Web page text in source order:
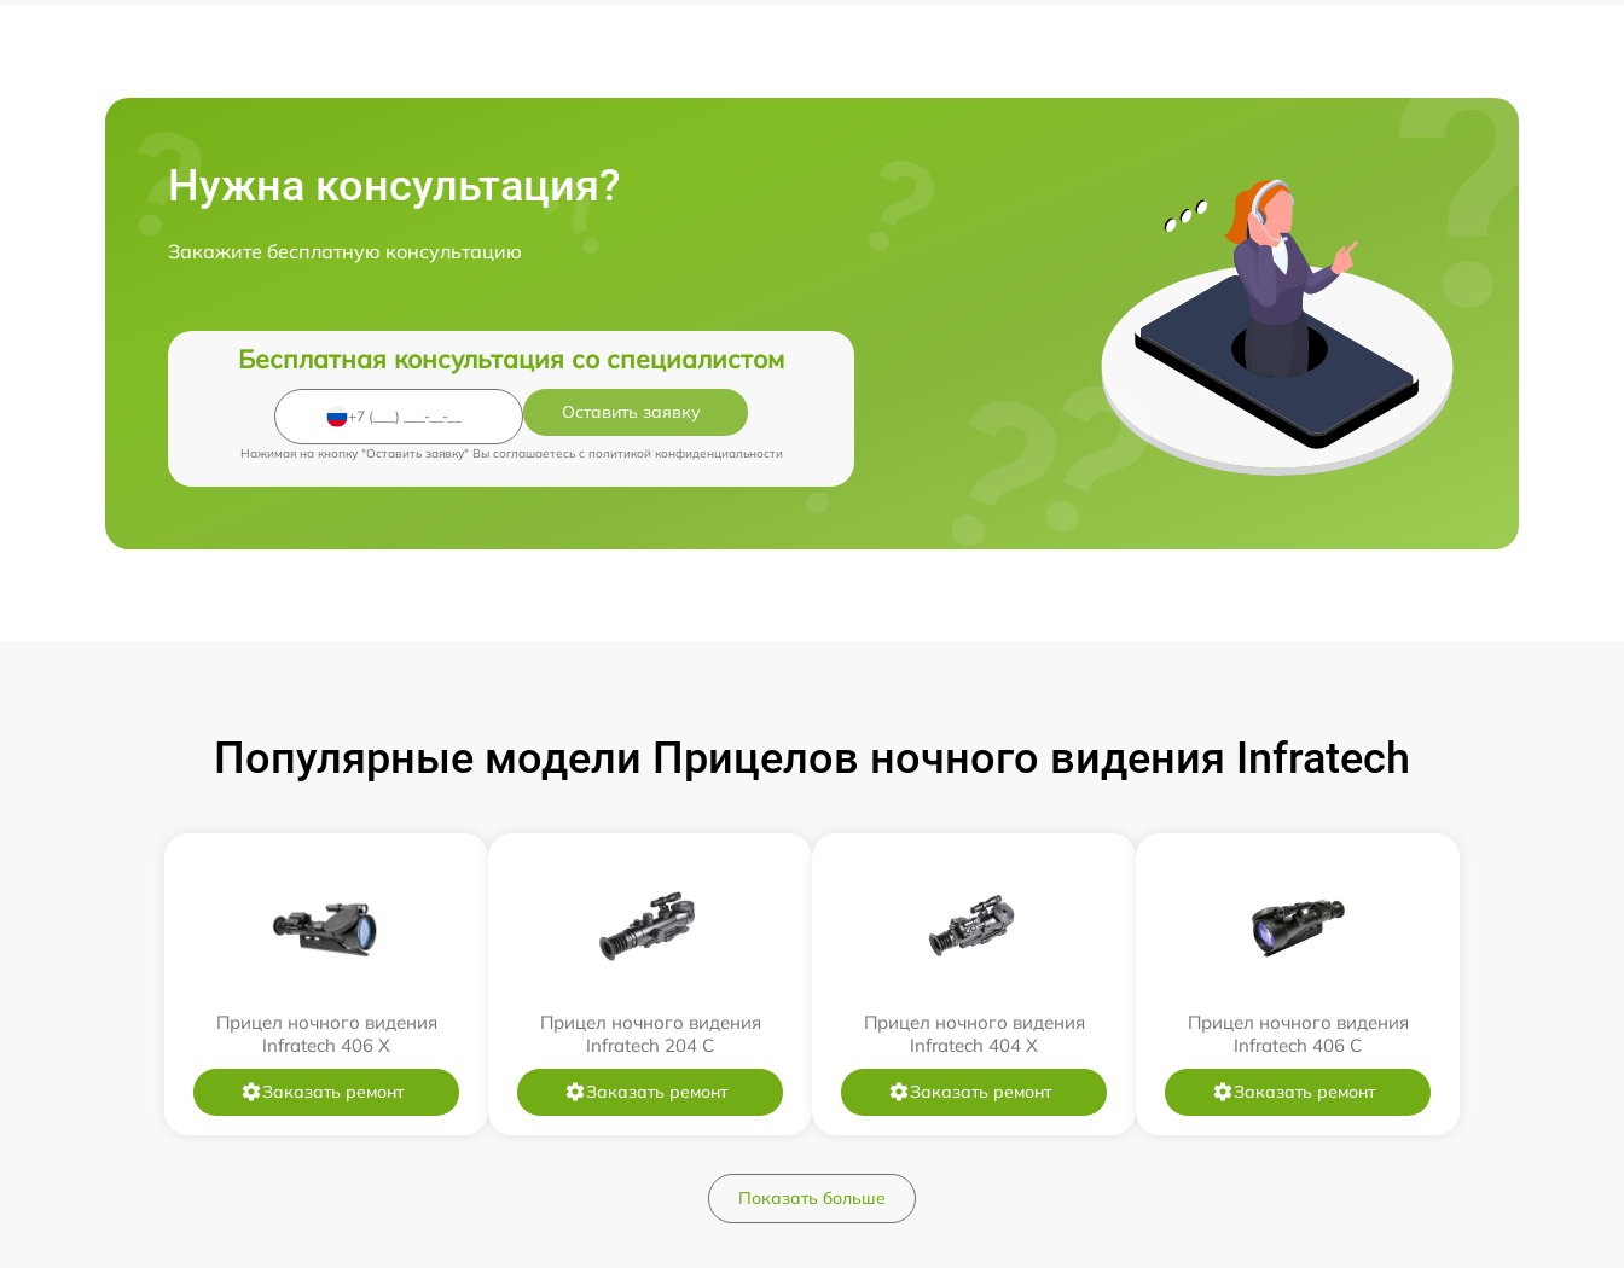
Нужна консультация?
Закажите бесплатную консультацию
Бесплатная консультация со специалистом
Оставить заявку
Нажимая на кнопку "Оставить заявку" Вы соглашаетесь c политикой конфиденциальности
Популярные модели Прицелов ночного видения Infratech
Прицел ночного видения
Infratech 406 Х
Заказать ремонт
Прицел ночного видения
Infratech 204 С
Заказать ремонт
Прицел ночного видения
Infratech 404 Х
Заказать ремонт
Прицел ночного видения
Infratech 406 С
Заказать ремонт
Показать больше